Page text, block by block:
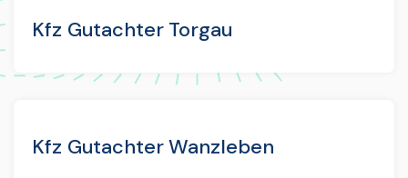
Kfz Gutachter Torgau
Kfz Gutachter Wanzleben